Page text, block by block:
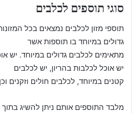
סוגי תוספים לכלבים
תוספי מזון לכלבים נמצאים בכל
גדולים במיוחד בו תוספות אשר
מתאימים לכלבים גדולים במיוחד. יש
יש אוכל לכלבות בהריון, יש לכלבים
קטנים במיוחד, לכלבים חולים וזקנים
מלבד התוספים אותם ניתן להשיג